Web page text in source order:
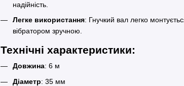
надійність.
Легке використання: Гнучкий вал легко
вібратором зручною.
Технічні характеристики:
Довжина: 6 м
Діаметр: 35 мм